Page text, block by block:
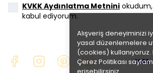
Alışveriş deneyiminizi
yasal düzenlemelere
(cookies) kullanıyoruz.
Çerez Politikası
KVKK Aydınlatma Metnini okudum,
kabul ediyorum.